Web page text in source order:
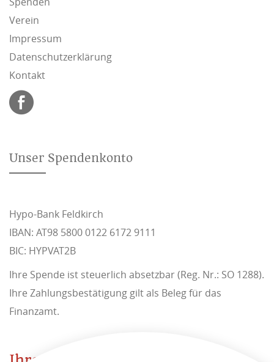
Verein
Impressum
Datenschutzerklärung
Kontakt
Unser Spendenkonto
Hypo-Bank Feldkirch
IBAN: AT98 5800 0122 6172 9111
BIC: HYPVAT2B
Ihre Spende ist steuerlich absetzbar (Reg. Nr.: SO 1288).
Ihre Zahlungsbestätigung gilt als Beleg für das
Finanzamt.